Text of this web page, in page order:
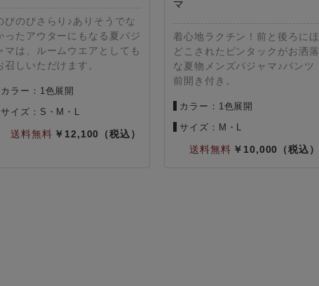
びのびさらり♪ありそうでな
ったアウターにもなる夏パジ
マは、ルームウエアとしても
召しいただけます。
カラー：1色展開
サイズ：S・M・L
12,100
マ
着心地ラクチン！前と後ろにほ
どこされたピンタックがお洒落
な夏物メンズパジャマ♪パンツ
前開き付き。
カラー：1色展開
サイズ：M・L
10,000